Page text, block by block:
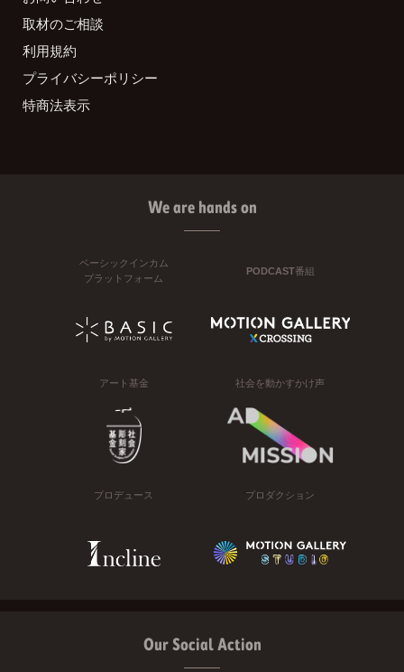
取材のご相談
利用規約
プライバシーポリシー
特商法表示
We are hands on
ベーシックインカム
プラットフォーム
PODCAST番組
アート基金 社会を動かすかけ声
プロデュース プロダクション
Our Social Action